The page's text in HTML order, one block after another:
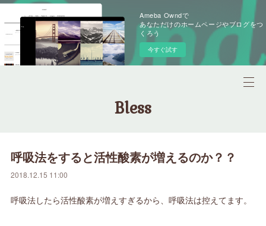
Ameba Owndで
あなただけのホームページやブログをつ
くろう
今すぐ試す
Bless
呼吸法をすると活性酸素が増えるのか？？
2018.12.15 11:00
呼吸法したら活性酸素が増えすぎるから、呼吸法は控えてます。